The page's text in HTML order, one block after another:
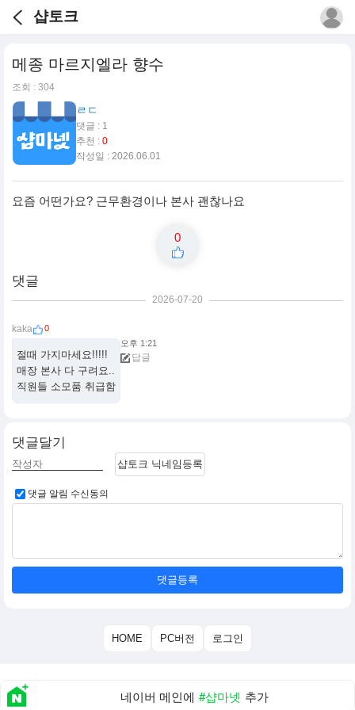
샵토크
메종 마르지엘라 향수
조회 : 304
ㄹㄷ
댓글 : 1
추천 : 0
작성일 : 2026.06.01
요즘 어떤가요? 근무환경이나 본사 괜찮나요
0
댓글
2026-07-20
kaka 0
절때 가지마세요!!!!!
매장 본사 다 구려요..
직원들 소모품 취급함
오후 1:21
답글
댓글달기
샵토크 닉네임등록
댓글 알림 수신동의
댓글등록
HOME PC버전 로그인
네이버 메인에 #샵마넷 추가